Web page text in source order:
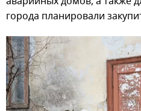
города планировали